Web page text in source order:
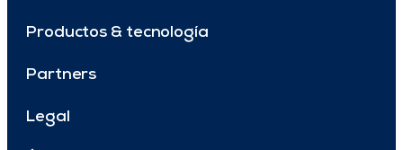
Productos & tecnología
Partners
Legal